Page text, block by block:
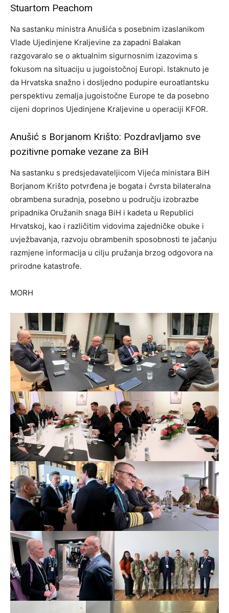
Stuartom Peachom
Na sastanku ministra Anušića s posebnim izaslanikom
Vlade Ujedinjene Kraljevine za zapadni Balakan
razgovaralo se o aktualnim sigurnosnim izazovima s
fokusom na situaciju u jugoistočnoj Europi. Istaknuto je
da Hrvatska snažno i dosljedno podupire euroatlantsku
perspektivu zemalja jugoistočne Europe te da posebno
cijeni doprinos Ujedinjene Kraljevine u operaciji KFOR.
Anušić s Borjanom Krišto: Pozdravljamo sve
pozitivne pomake vezane za BiH
Na sastanku s predsjedavateljicom Vijeća ministara BiH
Borjanom Krišto potvrđena je bogata i čvrsta bilateralna
obrambena suradnja, posebno u području izobrazbe
pripadnika Oružanih snaga BiH i kadeta u Republici
Hrvatskoj, kao i različitim vidovima zajedničke obuke i
uvježbavanja, razvoju obrambenih sposobnosti te jačanju
razmjene informacija u cilju pružanja brzog odgovora na
prirodne katastrofe.
MORH